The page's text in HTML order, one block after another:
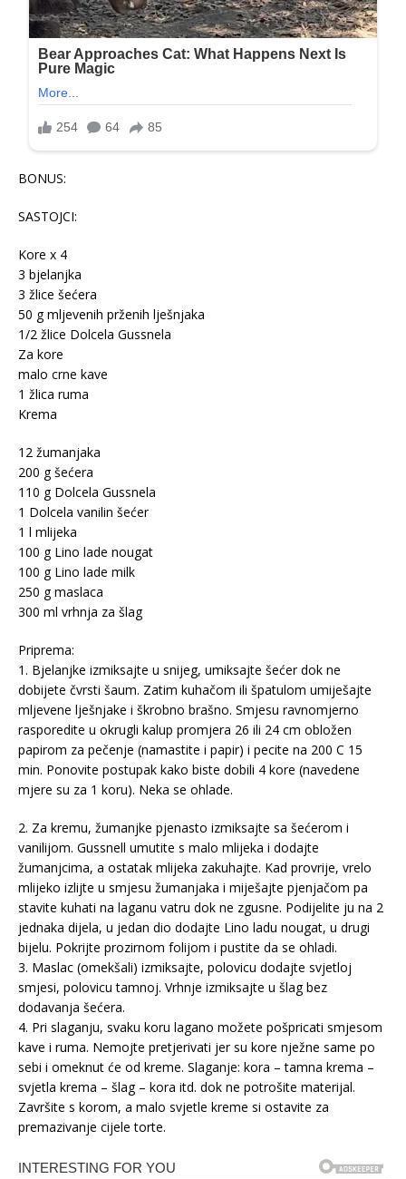
BONUS:
SASTOJCI:
Kore x 4
3 bjelanjka
3 žlice šećera
50 g mljevenih prženih lješnjaka
1/2 žlice Dolcela Gussnela
Za kore
malo crne kave
1 žlica ruma
Krema
12 žumanjaka
200 g šećera
110 g Dolcela Gussnela
1 Dolcela vanilin šećer
1 l mlijeka
100 g Lino lade nougat
100 g Lino lade milk
250 g maslaca
300 ml vrhnja za šlag
Priprema:
1. Bjelanjke izmiksajte u snijeg, umiksajte šećer dok ne
dobijete čvrsti šaum. Zatim kuhačom ili špatulom umiješajte
mljevene lješnjake i škrobno brašno. Smjesu ravnomjerno
rasporedite u okrugli kalup promjera 26 ili 24 cm obložen
papirom za pečenje (namastite i papir) i pecite na 200 C 15
min. Ponovite postupak kako biste dobili 4 kore (navedene
mjere su za 1 koru). Neka se ohlade.
2. Za kremu, žumanjke pjenasto izmiksajte sa šećerom i
vanilijom. Gussnell umutite s malo mlijeka i dodajte
žumanjcima, a ostatak mlijeka zakuhajte. Kad provrije, vrelo
mlijeko izlijte u smjesu žumanjaka i miješajte pjenjačom pa
stavite kuhati na laganu vatru dok ne zgusne. Podijelite ju na 2
jednaka dijela, u jedan dio dodajte Lino ladu nougat, u drugi
bijelu. Pokrijte prozirnom folijom i pustite da se ohladi.
3. Maslac (omekšali) izmiksajte, polovicu dodajte svjetloj
smjesi, polovicu tamnoj. Vrhnje izmiksajte u šlag bez
dodavanja šećera.
4. Pri slaganju, svaku koru lagano možete pošpricati smjesom
kave i ruma. Nemojte pretjerivati jer su kore nježne same po
sebi i omeknut će od kreme. Slaganje: kora – tamna krema –
svjetla krema – šlag – kora itd. dok ne potrošite materijal.
Završite s korom, a malo svjetle kreme si ostavite za
premazivanje cijele torte.